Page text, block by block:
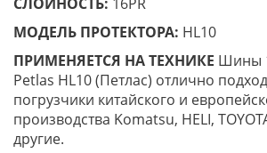
СЛОЙНОСТЬ: 16PR
МОДЕЛЬ ПРОТЕКТОРА: HL10
ПРИМЕНЯЕТСЯ НА ТЕХНИКЕ Шины
Petlas HL10 (Петлас) отлично
погрузчики китайского и
производства Komatsu, HELI,
другие.